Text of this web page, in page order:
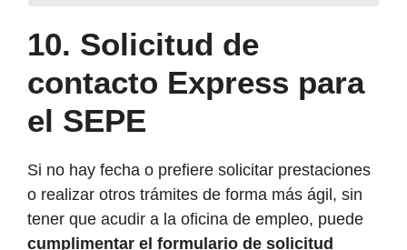
10. Solicitud de
contacto Express para
el SEPE
Si no hay fecha o prefiere solicitar prestaciones
o realizar otros trámites de forma más ágil, sin
tener que acudir a la oficina de empleo, puede
cumplimentar el formulario de solicitud